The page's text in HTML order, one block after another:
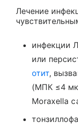
Лечение
инфекции
или
отит,
(МПК ≤4
Moraxella